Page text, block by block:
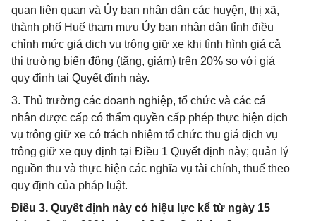
quan liên quan và Ủy ban nhân dân các huyện, thị xã,
thành phố Huế tham mưu Ủy ban nhân dân tỉnh điều
chỉnh mức giá dịch vụ trông giữ xe khi tình hình giá cả
thị trường biến động (tăng, giảm) trên 20% so với giá
quy định tại Quyết định này.
3. Thủ trưởng các doanh nghiệp, tổ chức và các cá
nhân được cấp có thẩm quyền cấp phép thực hiện dịch
vụ trông giữ xe có trách nhiệm tổ chức thu giá dịch vụ
trông giữ xe quy định tại Điều 1 Quyết định này; quản lý
nguồn thu và thực hiện các nghĩa vụ tài chính, thuế theo
quy định của pháp luật.
Điều 3. Quyết định này có hiệu lực kể từ ngày 15